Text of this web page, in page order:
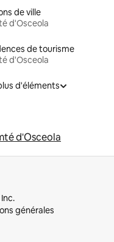
de ville
d'Osceola
de tourisme
d'Osceola
d'éléments
d'Osceola
générales